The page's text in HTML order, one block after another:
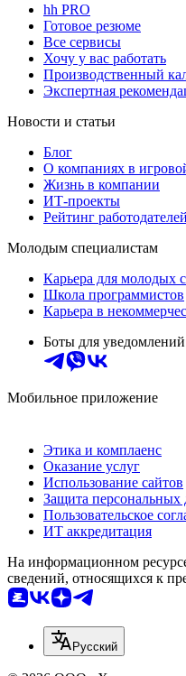
hh PRO
Готовое резюме
Все сервисы
Хочу у вас работать
Производственный
Экспертная
Новости и статьи
Блог
О компаниях в
Жизнь в компании
ИТ-проекты
Рейтинг
Молодым специалистам
Карьера для молодых
Школа программистов
Карьера в
Боты для уведомлений
Мобильное приложение
Этика и комплаенс
Оказание услуг
Использование сайтов
Защита персональных
Пользовательское
ИТ аккредитация
На информационном
сведений, относящихся к
Русский